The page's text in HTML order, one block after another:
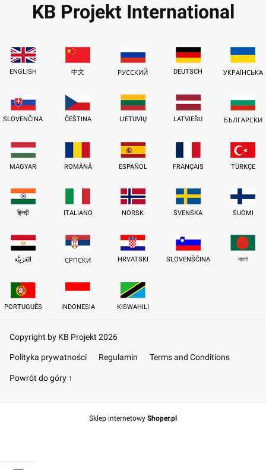
KB Projekt International
ENGLISH 中文 РУССКИЙ DEUTSCH УКРАЇНСЬКА
SLOVENČINA ČEŠTINA LIETUVIŲ LATVIEŠU БЪЛГАРСКИ
MAGYAR ROMÂNĂ ESPAÑOL FRANÇAIS TÜRKÇE
हिन्दी ITALIANO NORSK SVENSKA SUOMI
العَرَبِيَّة СРПСКИ HRVATSKI SLOVENŠČINA বাংলা
PORTUGUÊS INDONESIA KISWAHILI
Copyright by KB Projekt 2026
Polityka prywatności Regulamin Terms and Conditions
Powrót do góry ↑
Sklep internetowy Shoper.pl